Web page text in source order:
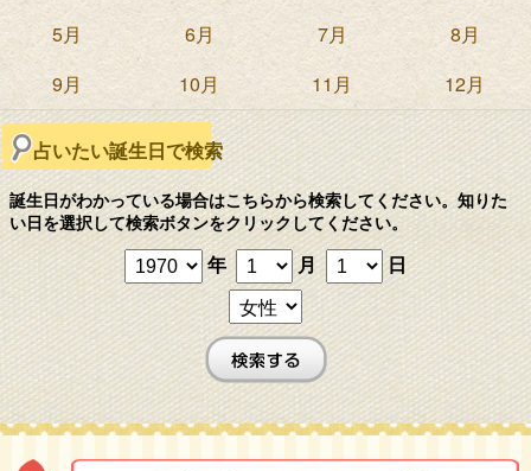
5月
6月 7月
8月
9月
10月 11月 12月
占いたい誕生日で検索
誕生日がわかっている場合はこちらから検索してください。知りた
い日を選択して検索ボタンをクリックしてください。
年 月 日